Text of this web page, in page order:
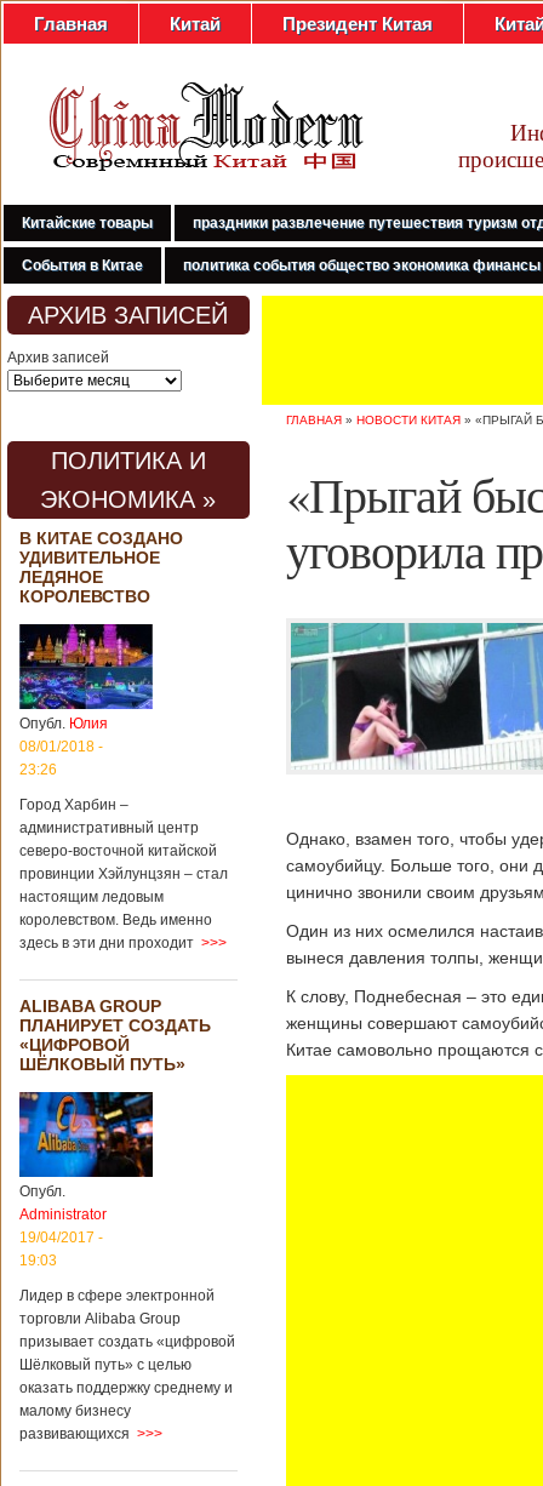
Главная Китай Президент Китая
Китайские товары праздники развлечение путешествия туризм
События в Китае политика события общество экономика финансы
АРХИВ ЗАПИСЕЙ
Архив записей
ПОЛИТИКА И
ЭКОНОМИКА »
В КИТАЕ СОЗДАНО
УДИВИТЕЛЬНОЕ
ЛЕДЯНОЕ
КОРОЛЕВСТВО
Опубл. Юлия
08/01/2018 -
23:26
Город Харбин –
административный центр
северо-восточной китайской
провинции Хэйлунцзян – стал
настоящим ледовым
королевством. Ведь именно
здесь в эти дни проходит >>>
ALIBABA GROUP
ПЛАНИРУЕТ СОЗДАТЬ
«ЦИФРОВОЙ
ШЁЛКОВЫЙ ПУТЬ»
Опубл.
Administrator
19/04/2017 -
19:03
Лидер в сфере электронной
торговли Alibaba Group
призывает создать «цифровой
Шёлковый путь» с целью
оказать поддержку среднему и
малому бизнесу
развивающихся >>>
ГЛАВНАЯ » НОВОСТИ КИТАЯ » «ПРЫГАЙ
«Прыгай
уговорила
Однако, взамен того, чтобы
самоубийцу. Больше того, они
цинично звонили своим
Один из них осмелился
вынеся давления толпы,
К слову, Поднебесная – это
женщины совершают
Китае самовольно прощаются